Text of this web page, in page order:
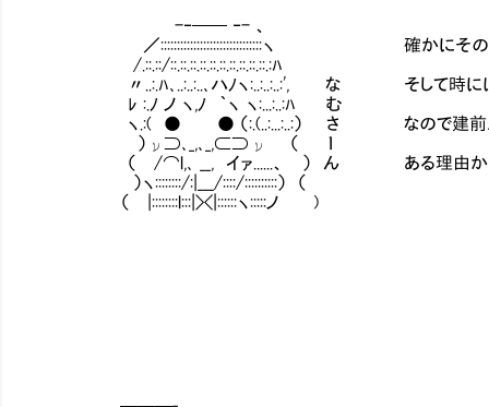
-‐── ‐- 、
／:::::::::::::::::::::::::::::::ヽ 確かにその通りです、
/.::.::/::.::.::.::.::.::.::.::.::.::.:ﾊ
〃..:.ﾊ､..:..:..､ハﾉヽ:..:..:..:', な そして時にはガイヤと
ﾚ :.ﾉ ノ ヽ,ﾉ ｀ヽ ヽ:...:..:ﾊ む
ヽ.:( ● ● （:.(..:...:..:） さ なので建前上でも、ジプ
）ν⊃､_,､_,⊂⊃ν （ ｌ
（ /⌒l,､ __, イァ......、 ） ん ある理由から、両陣
）ヽ::::::::/:|___/::::/::::::::::） （
（ |::::::::l:::|><|::::::ヽ:::::ノ )